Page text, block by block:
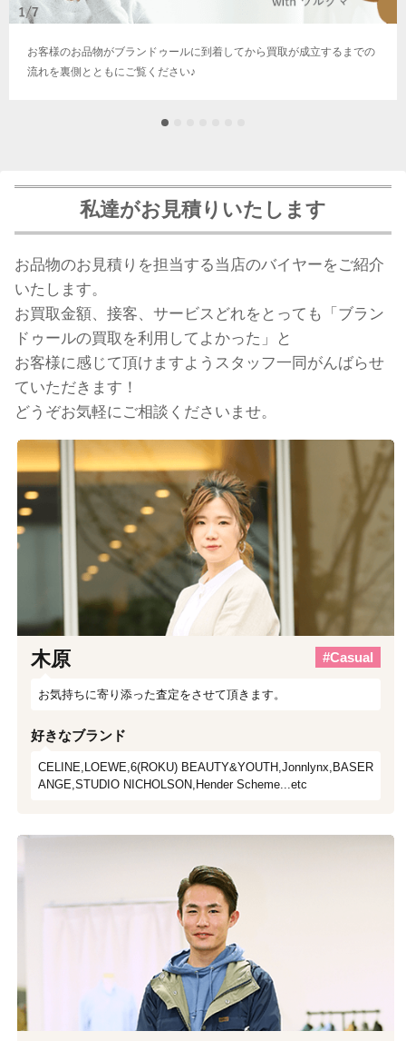
お客様のお品物がブランドゥールに到着してから買取が成立するまでの
流れを裏側とともにご覧ください♪
私達がお見積りいたします
お品物のお見積りを担当する当店のバイヤーをご紹介
いたします。
お買取金額、接客、サービスどれをとっても「ブラン
ドゥールの買取を利用してよかった」と
お客様に感じて頂けますようスタッフ一同がんばらせ
ていただきます！
どうぞお気軽にご相談くださいませ。
木原 #Casual
お気持ちに寄り添った査定をさせて頂きます。
好きなブランド
CELINE,LOEWE,6(ROKU) BEAUTY&YOUTH,Jonnlynx,BASER
ANGE,STUDIO NICHOLSON,Hender Scheme...etc